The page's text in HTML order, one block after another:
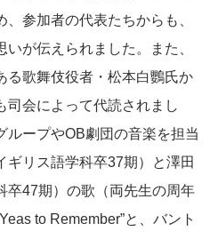
参加者の代表たちからも、
が伝えられました。また、
る歌舞伎役者・松本白鸚氏か
司会によって代読されまし
ループやOB劇団の音楽を担当
ギリス語学科卒37期）と澤田
卒47期）の歌（両先生の周年
to Remember”と、バント